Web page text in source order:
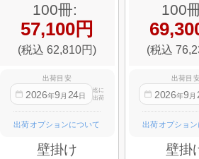
100冊:
57,100円
(税込 62,810円)
出荷目安
2026年9 月 24日
迄に
出荷
出荷オプションについて
壁掛け
100
(税込
出荷目
2026年9 月
出荷オプショ
壁掛